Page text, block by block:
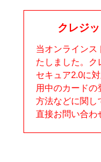
クレジ
当オンラインス
たしました。ク
セキュア2.0に
用中のカードの
方法などに関し
直接お問い合わ